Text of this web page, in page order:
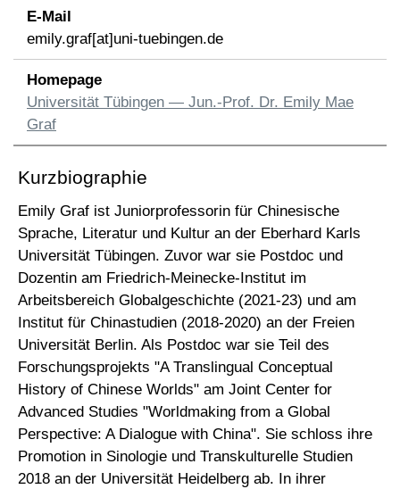
E-Mail
emily.graf[at]uni-tuebingen.de
Homepage
Universität Tübingen — Jun.-Prof. Dr. Emily Mae
Graf
Kurzbiographie
Emily Graf ist Juniorprofessorin für Chinesische
Sprache, Literatur und Kultur an der Eberhard Karls
Universität Tübingen. Zuvor war sie Postdoc und
Dozentin am Friedrich-Meinecke-Institut im
Arbeitsbereich Globalgeschichte (2021-23) und am
Institut für Chinastudien (2018-2020) an der Freien
Universität Berlin. Als Postdoc war sie Teil des
Forschungsprojekts "A Translingual Conceptual
History of Chinese Worlds" am Joint Center for
Advanced Studies "Worldmaking from a Global
Perspective: A Dialogue with China". Sie schloss ihre
Promotion in Sinologie und Transkulturelle Studien
2018 an der Universität Heidelberg ab. In ihrer